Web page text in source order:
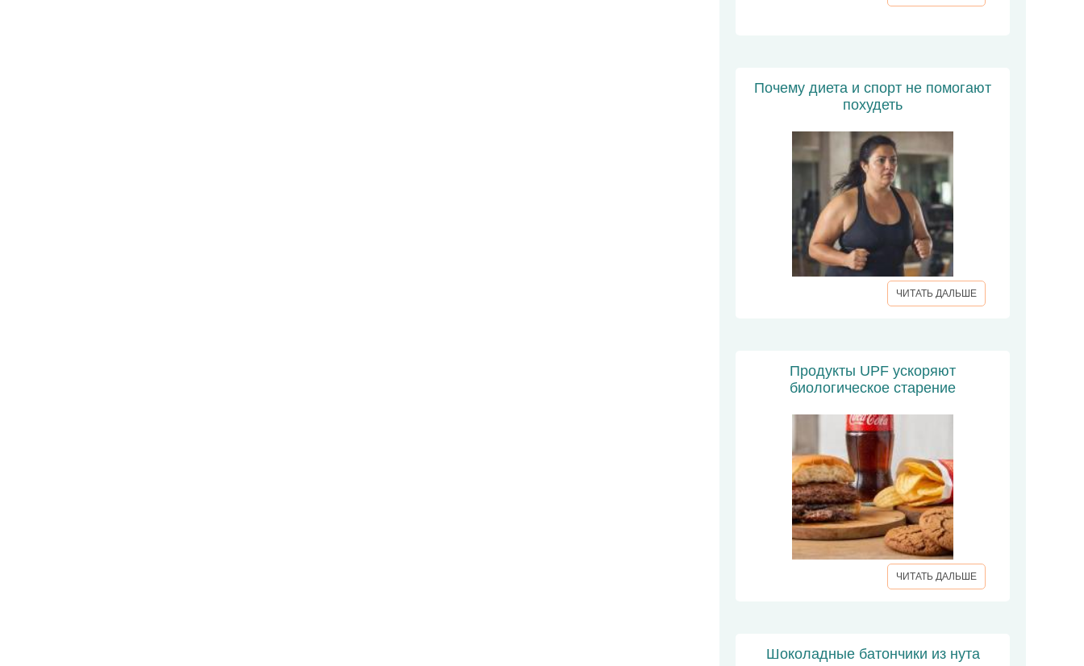
Почему диета и спорт не помогают
похудеть
ЧИТАТЬ ДАЛЬШЕ
Продукты UPF ускоряют
биологическое старение
ЧИТАТЬ ДАЛЬШЕ
Шоколадные батончики из нута